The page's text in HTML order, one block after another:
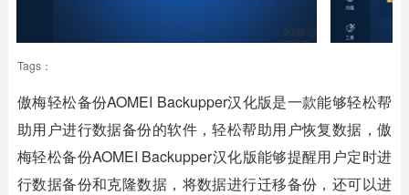
Tags：
傲梅轻松备份AOMEI Backupper汉化版是一款能够轻松帮
助用户进行数据备份的软件，轻松帮助用户恢复数据，傲
梅轻松备份AOMEI Backupper汉化版能够提醒用户定时进
行数据备份和克隆数据，将数据进行迁移备份，还可以进